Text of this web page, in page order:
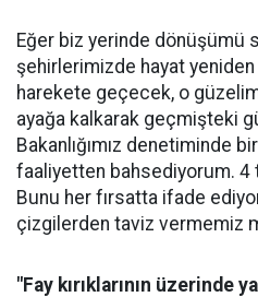
Eğer biz yerinde dönüşümü
şehirlerimizde hayat
harekete geçecek, o
ayağa kalkarak geçmişteki
Bakanlığımız denetiminde
faaliyetten bahsediyorum. 4
Bunu her fırsatta ifade
çizgilerden taviz vermemiz
"Fay kırıklarının üzerinde